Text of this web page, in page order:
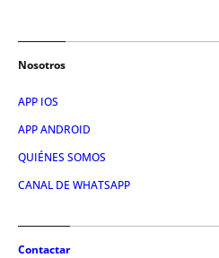
Nosotros
APP IOS
APP ANDROID
QUIÉNES SOMOS
CANAL DE WHATSAPP
Contactar